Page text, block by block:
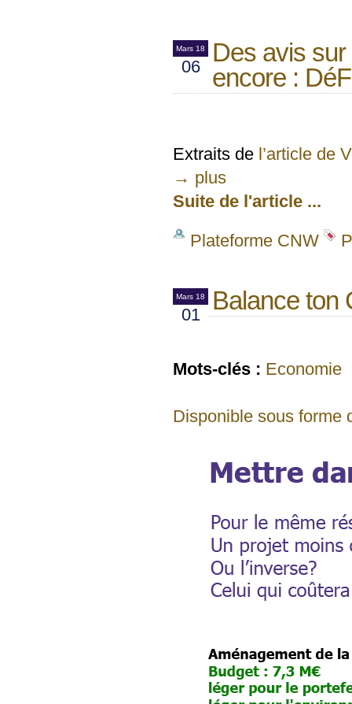
Mars 18
06
Des avis
encore :
Extraits de l’article de
→ plus
Suite de l'article ...
Plateforme CNW
Mars 18
01 Balance ton
Mots-clés : Economie
Disponible sous forme